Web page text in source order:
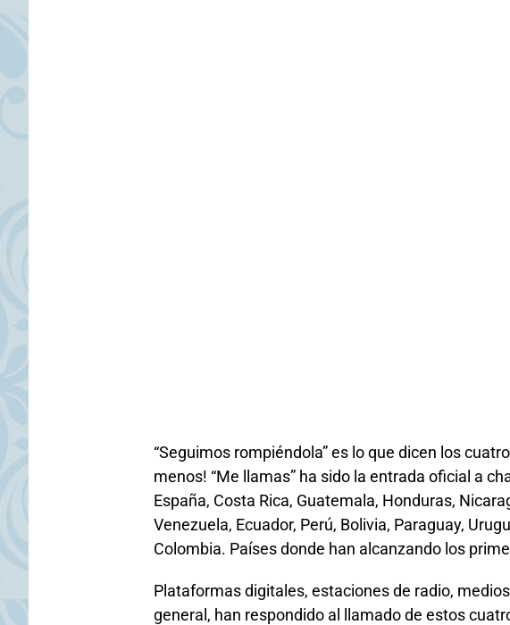
“Seguimos rompiéndola” es lo que dicen los
menos! “Me llamas” ha sido la entrada oficial a
España, Costa Rica, Guatemala, Honduras,
Venezuela, Ecuador, Perú, Bolivia, Paraguay,
Colombia. Países donde han alcanzando los
Plataformas digitales, estaciones de radio,
general, han respondido al llamado de estos